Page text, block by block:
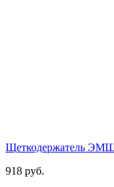
Щеткодержатель
918 руб.